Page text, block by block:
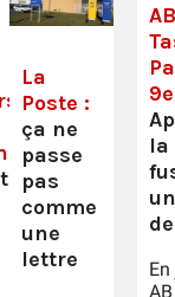
:
La
Poste :
ça ne
passe
pas
comme
une
lettre
AB
la